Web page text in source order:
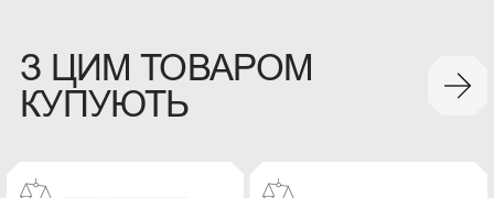
З ЦИМ ТОВАРОМ
КУПУЮТЬ